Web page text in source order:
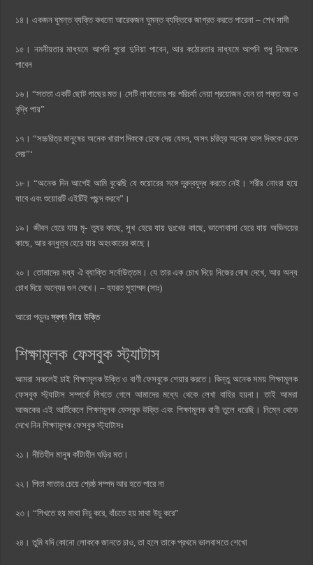
১৪। একজন ঘুমন্ত ব্যক্তি কখনো আরেকজন ঘুমন্ত ব্যক্তিকে জাগ্রত করতে পারেনা – শেখ সাদী
১৫। নমনীয়তার মাধ্যমে আপনি পুরো দুনিয়া পাবেন, আর কঠোরতার মাধ্যমে আপনি শুধু নিজেকে
পাবেন
১৬। “সততা একটি ছোট গাছের মত। সেটি লাগানোর পর পরিচর্যা নেয়া প্রয়োজন যেন তা শক্ত হয় ও
বৃদ্ধি পায়”
১৭। “সচ্চরিত্র মানুষের অনেক খারাপ দিককে ঢেকে দেয় যেমন, অসৎ চরিত্র অনেক ভাল দিককে ঢেকে
দেয়”‘
১৮। “অনেক দিন আগেই আমি বুঝেছি যে শুয়োরের সঙ্গে দ্বন্দ্বযুদ্ধ করতে নেই। শরীর নোংরা হয়ে
যাবে এবং শুয়োরটি এইটিই পছন্দ করবে”।
১৯। জীবন হেরে যায় মৃ- ত্যুর কাছে, সুখ হেরে যায় দুঃখের কাছে, ভালোবাসা হেরে যায় অভিনয়ের
কাছে, আর বন্ধুত্ব হেরে যায় অহংকারের কাছে।
২০। তোমাদের মধ্য ঐ ব্যাক্তি সর্বোউত্তম। যে তার এক চোখ দিয়ে নিজের দোষ দেখে, আর অন্য
চোখ দিয়ে অন্যের গুন দেখে। – হযরত মুহাম্মদ (সাঃ)
আরো পড়ুনঃস্বপ্ন নিয়ে উক্তি
শিক্ষামূলক ফেসবুক স্ট্যাটাস
আমরা সকলেই চাই শিক্ষামূলক উক্তি ও বাণী ফেসবুকে শেয়ার করতে। কিন্তু অনেক সময় শিক্ষামূলক
ফেসবুক স্ট্যাটাস সম্পর্কে লিখতে গেলে আমাদের মধ্যে থেকে লেখা বাহির হয়না। তাই আমরা
আজকের এই আর্টিকেলে শিক্ষামূলক ফেসবুক উক্তি এবং শিক্ষামূলক বাণী তুলে ধরেছি। নিম্নে থেকে
দেখে নিন শিক্ষামূলক ফেসবুক স্ট্যাটাসঃ
২১। নীতিহীন মানুষ কাঁটাহীন ঘড়ির মত।
২২। পিতা মাতার চেয়ে শ্রেষ্ঠ সম্পদ আর হতে পারে না
২৩। “শিখতে হয় মাথা নিচু করে, বাঁচতে হয় মাথা উচু করে”
২৪। তুমি যদি কোনো লোককে জানতে চাও, তা হলে তাকে প্রথমে ভালবাসতে শেখো